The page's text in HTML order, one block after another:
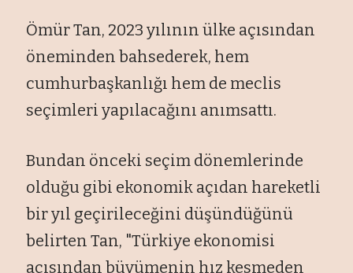
Ömür Tan, 2023 yılının ülke açısından
öneminden bahsederek, hem
cumhurbaşkanlığı hem de meclis
seçimleri yapılacağını anımsattı.
Bundan önceki seçim dönemlerinde
olduğu gibi ekonomik açıdan hareketli
bir yıl geçirileceğini düşündüğünü
belirten Tan, "Türkiye ekonomisi
açısından büyümenin hız kesmeden